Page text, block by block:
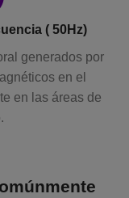
( 50Hz)
generados por
en el
en las áreas de